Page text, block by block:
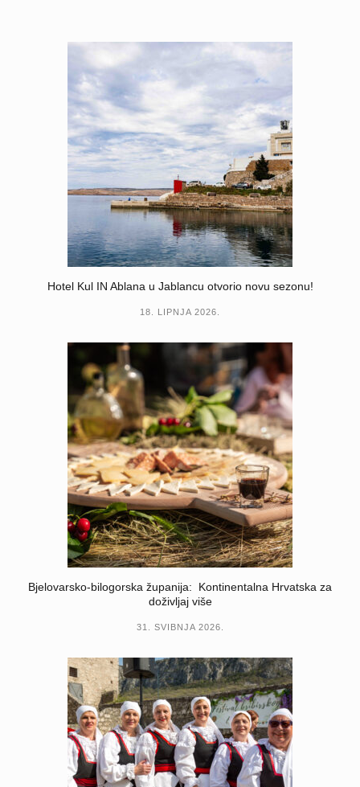
Hotel Kul IN Ablana u Jablancu otvorio novu sezonu!
18. LIPNJA 2026.
Bjelovarsko-bilogorska županija: Kontinentalna Hrvatska za
doživljaj više
31. SVIBNJA 2026.